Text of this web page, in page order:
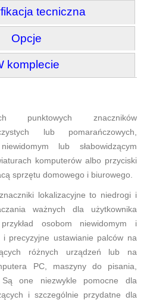
tecniczna
Opcje
komplecie
punktowych znaczników
lub pomarańczowych,
lub słabowidzącym
komputerów albo przyciski
sprzętu domowego i biurowego.
lokalizacyjne to niedrogi i
ważnych dla użytkownika
osobom niewidomym i
precyzyjne ustawianie palców na
różnych urządzeń lub na
PC, maszyny do pisania,
one niezwykle pomocne dla
i szczególnie przydatne dla